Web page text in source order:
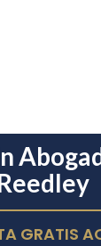
GRATIS